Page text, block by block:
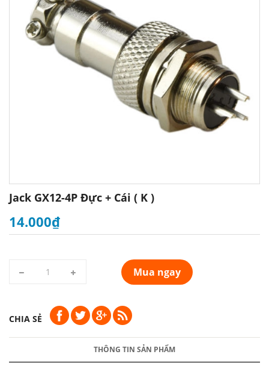
Jack GX12-4P Đực + Cái ( K )
14.000₫
Mua ngay
CHIA SẺ
THÔNG TIN SẢN PHẨM